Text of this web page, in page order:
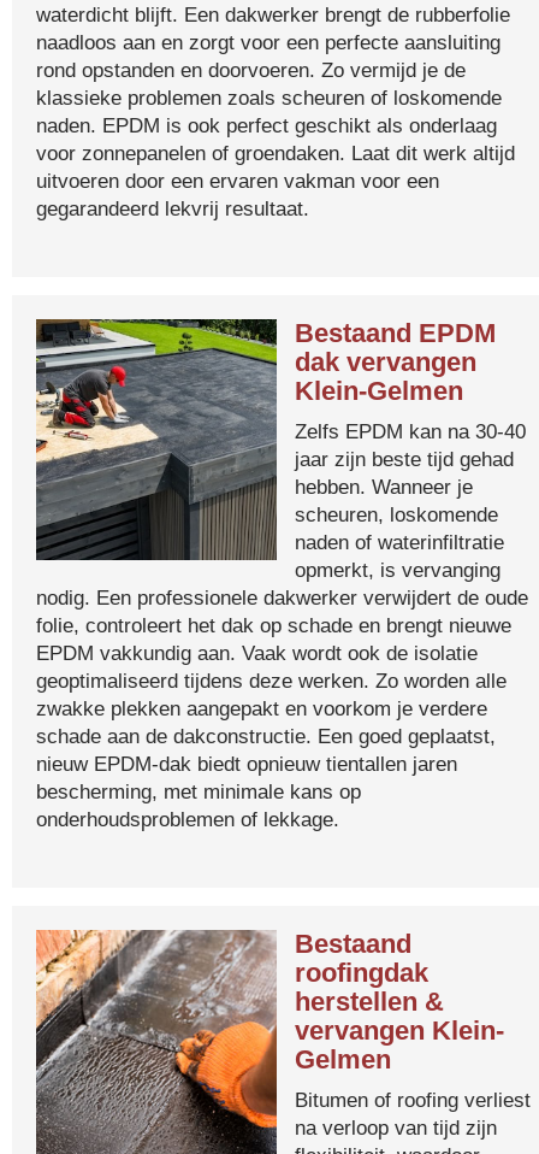
waterdicht blijft. Een dakwerker brengt de rubberfolie
naadloos aan en zorgt voor een perfecte aansluiting
rond opstanden en doorvoeren. Zo vermijd je de
klassieke problemen zoals scheuren of loskomende
naden. EPDM is ook perfect geschikt als onderlaag
voor zonnepanelen of groendaken. Laat dit werk altijd
uitvoeren door een ervaren vakman voor een
gegarandeerd lekvrij resultaat.
Bestaand EPDM
dak vervangen
Klein-Gelmen
Zelfs EPDM kan na 30-40
jaar zijn beste tijd gehad
hebben. Wanneer je
scheuren, loskomende
naden of waterinfiltratie
opmerkt, is vervanging
nodig. Een professionele dakwerker verwijdert de oude
folie, controleert het dak op schade en brengt nieuwe
EPDM vakkundig aan. Vaak wordt ook de isolatie
geoptimaliseerd tijdens deze werken. Zo worden alle
zwakke plekken aangepakt en voorkom je verdere
schade aan de dakconstructie. Een goed geplaatst,
nieuw EPDM-dak biedt opnieuw tientallen jaren
bescherming, met minimale kans op
onderhoudsproblemen of lekkage.
Bestaand
roofingdak
herstellen &
vervangen Klein-
Gelmen
Bitumen of roofing verliest
na verloop van tijd zijn